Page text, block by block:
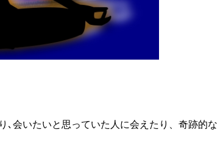
､会いたいと思っていた人に会えたり、奇跡的な